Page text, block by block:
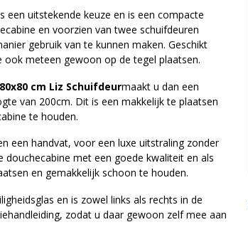
een uitstekende keuze en is een compacte
en voorzien van twee schuifdeuren
gebruik van te kunnen maken. Geschikt
meteen gewoon op de tegel plaatsen.
cm Liz Schuifdeurmaakt u dan een
van 200cm. Dit is een makkelijk te plaatsen
te houden.
een handvat, voor een luxe uitstraling zonder
met een goede kwaliteit en als
en gemakkelijk schoon te houden.
en is zowel links als rechts in de
zodat u daar gewoon zelf mee aan